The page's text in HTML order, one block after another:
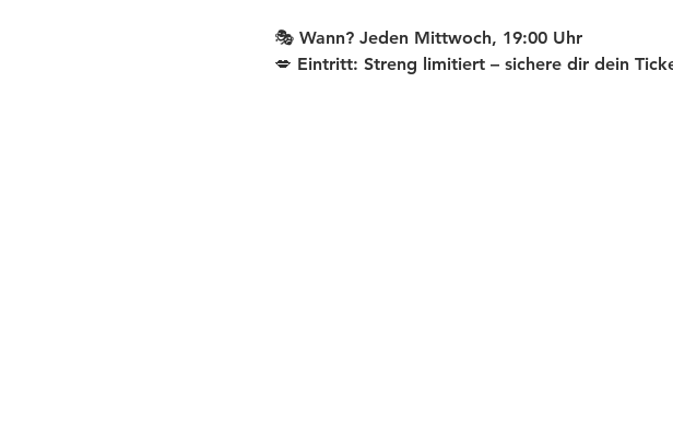
🎭 Wann? Jeden Mittwoch, 19:00 Uhr
💋 Eintritt: Streng limitiert – sichere dir dein